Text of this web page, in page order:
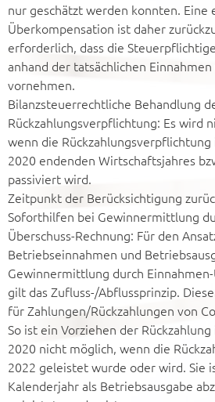
nur geschätzt werden konnten. Eine
Überkompensation ist daher
erforderlich, dass die
anhand der tatsächlichen
vornehmen.
Bilanzsteuerrechtliche Behandlung
Rückzahlungsverpflichtung: Es wird
wenn die Rückzahlungsverpflichtung
2020 endenden Wirtschaftsjahres
passiviert wird.
Zeitpunkt der Berücksichtigung
Soforthilfen bei Gewinnermittlung
Überschuss-Rechnung: Für den
Betriebseinnahmen und
Gewinnermittlung durch
gilt das Zufluss-/Abflussprinzip.
für Zahlungen/Rückzahlungen von
So ist ein Vorziehen der
2020 nicht möglich, wenn die
2022 geleistet wurde oder wird. Sie
Kalenderjahr als Betriebsausgabe